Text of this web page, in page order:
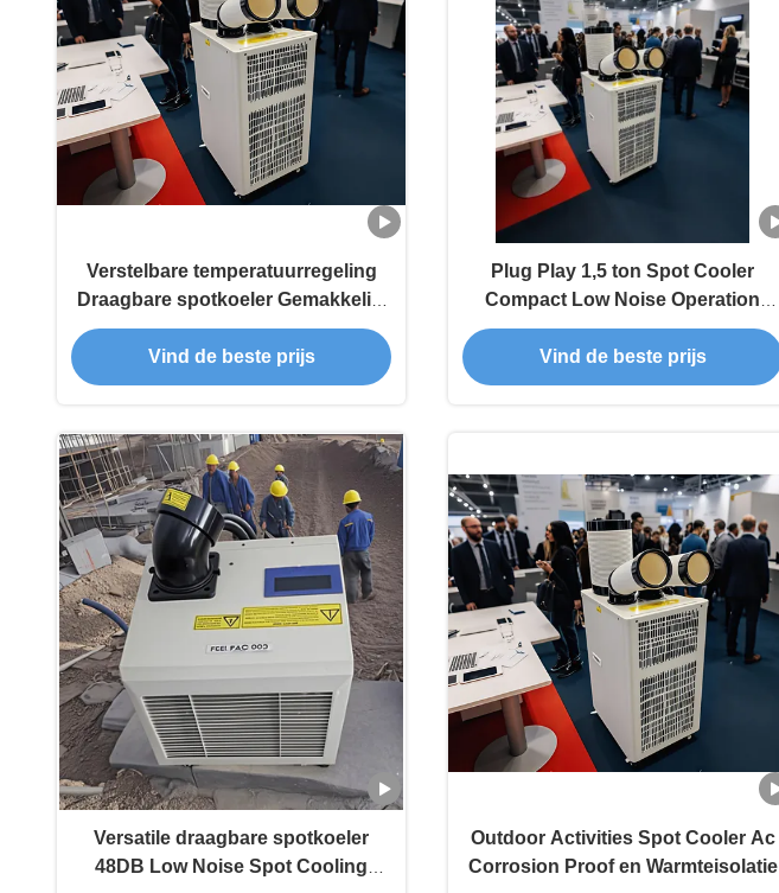
Verstelbare temperatuurregeling
Draagbare spotkoeler Gemakkelijk
onderhoud 1 ton spotkoeler
Vind de beste prijs
Plug Play 1,5 ton Spot Cooler
Compact Low Noise Operation
Voor commerciële ruimtes
Vind de beste prijs
Versatile draagbare spotkoeler
48DB Low Noise Spot Cooling
Outdoor Activities Spot Cooler Ac
Corrosion Proof en Warmteisolatie